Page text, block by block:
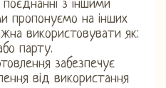
з іншими
пропонуємо на інших
використовувати як:
парту.
забезпечує
від використання